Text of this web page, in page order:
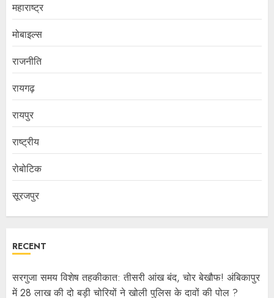
महाराष्ट्र
मोबाइल्स
राजनीति
रायगढ़
रायपुर
राष्ट्रीय
रोबोटिक
सूरजपुर
RECENT
सरगुजा समय विशेष तहकीकात: तीसरी आंख बंद, चोर बेखौफ! अंबिकापुर
में 28 लाख की दो बड़ी चोरियों ने खोली पुलिस के दावों की पोल ?